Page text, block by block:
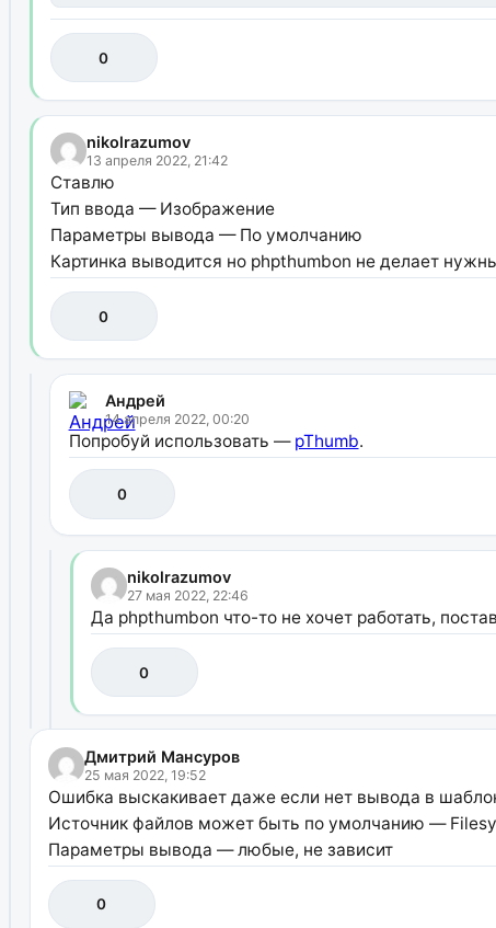
0
nikolrazumov
13 апреля 2022, 21:42
Ставлю
Тип ввода — Изображение
Параметры вывода — По умолчанию
Картинка выводится но phpthumbon не делает
0
Андрей
14 апреля 2022, 00:20
Попробуй использовать — pThumb.
0
nikolrazumov
27 мая 2022, 22:46
Да phpthumbon что-то не хочет работать,
0
Дмитрий Мансуров
25 мая 2022, 19:52
Ошибка выскакивает даже если нет вывода в
Источник файлов может быть по умолчанию —
Параметры вывода — любые, не зависит
0